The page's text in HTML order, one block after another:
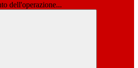
dell'operazione...